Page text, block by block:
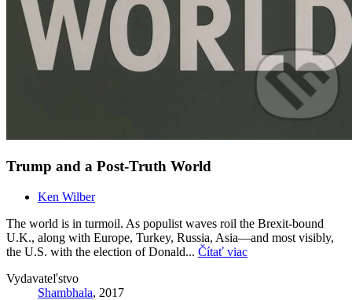
Trump and a Post-Truth World
Ken Wilber
The world is in turmoil. As populist waves roil the Brexit-bound
U.K., along with Europe, Turkey, Russia, Asia—and most visibly,
the U.S. with the election of Donald... Čítať viac
Vydavateľstvo
Shambhala, 2017